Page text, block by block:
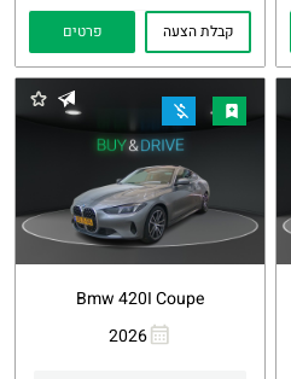
קבלת הצעה פרטים
Bmw 420I Coupe
2026
Whatsapp